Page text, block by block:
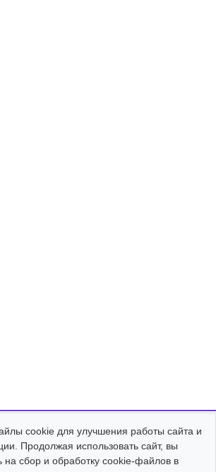
Cookie Consent
cookie для улучшения работы сайта и
Продолжая использовать сайт, вы
на сбор и обработку cookie-файлов в